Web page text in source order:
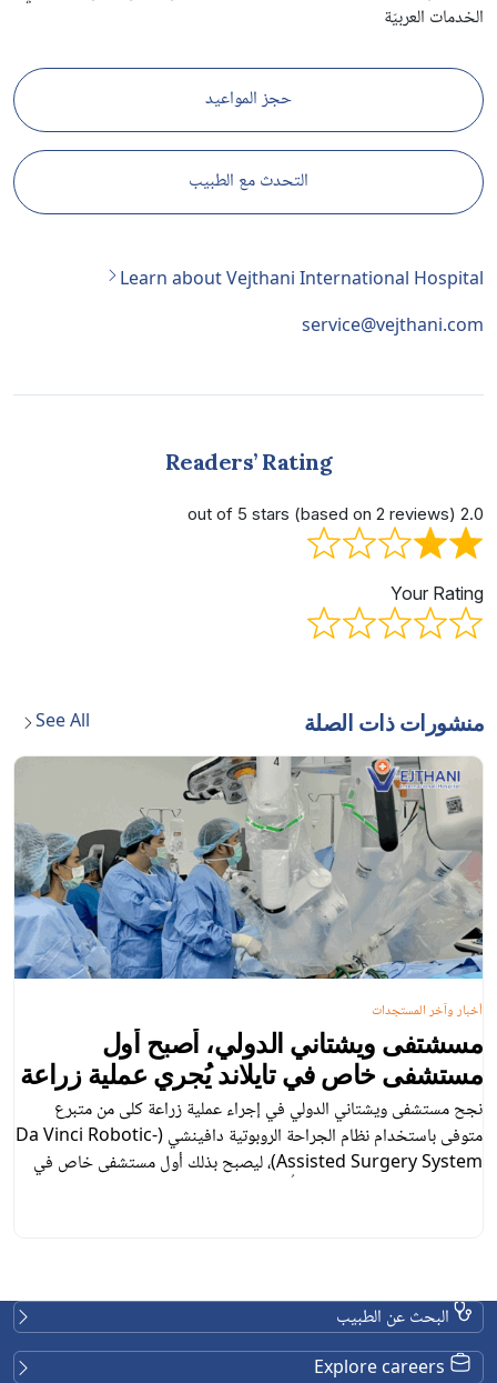
الخدمات العربيّة
حجز المواعيد
التحدث مع الطبيب
Learn about Vejthani International Hospital
service@vejthani.com
Readers’ Rating
2.0 out of 5 stars (based on 2 reviews)
Your Rating
منشورات ذات الصلة See All
مسشتفى ويشتاني الدولي، أصبح أول
مستشفى خاص في تايلاند يُجري عملية زراعة
كلى من متبرع متوفى، بمساعدة الروبوت
نجح مستشفى ويشتاني الدولي في إجراء عملية زراعة كلى من متبرع
متوفى باستخدام نظام الجراحة الروبوتية دافينشي (Da Vinci Robotic-
Assisted Surgery System)، ليصبح بذلك أول مستشفى خاص في
أخبار وآخر المستجدات
البحث عن الطبيب